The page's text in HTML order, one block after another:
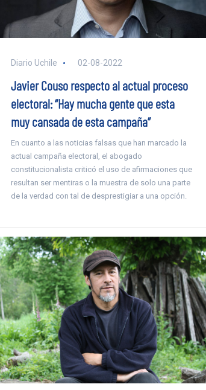
Diario Uchile 02-08-2022
Javier Couso respecto al actual proceso
electoral: “Hay mucha gente que esta
muy cansada de esta campaña”
En cuanto a las noticias falsas que han marcado la
actual campaña electoral, el abogado
constitucionalista criticó el uso de afirmaciones que
resultan ser mentiras o la muestra de solo una parte
de la verdad con tal de desprestigiar a una opción.